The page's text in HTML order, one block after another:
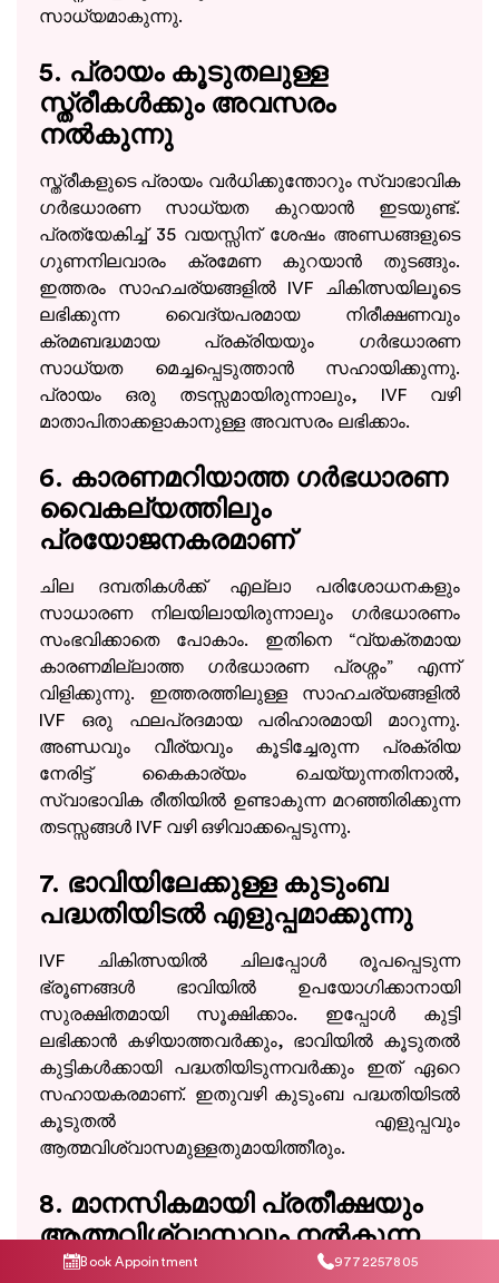
സാധ്യമാകുന്നു.
5. പ്രായം കൂടുതലുള്ള
സ്ത്രീകൾക്കും അവസരം
നൽകുന്നു
സ്ത്രീകളുടെ പ്രായം വർധിക്കുന്തോറും സ്വാഭാവിക
ഗർഭധാരണ സാധ്യത കുറയാൻ ഇടയുണ്ട്.
പ്രത്യേകിച്ച് 35 വയസ്സിന് ശേഷം അണ്ഡങ്ങളുടെ
ഗുണനിലവാരം ക്രമേണ കുറയാൻ തുടങ്ങും.
ഇത്തരം സാഹചര്യങ്ങളിൽ IVF ചികിത്സയിലൂടെ
ലഭിക്കുന്ന വൈദ്യപരമായ നിരീക്ഷണവും
ക്രമബദ്ധമായ പ്രക്രിയയും ഗർഭധാരണ
സാധ്യത മെച്ചപ്പെടുത്താൻ സഹായിക്കുന്നു.
പ്രായം ഒരു തടസ്സമായിരുന്നാലും, IVF വഴി
മാതാപിതാക്കളാകാനുള്ള അവസരം ലഭിക്കാം.
6. കാരണമറിയാത്ത ഗർഭധാരണ
വൈകല്യത്തിലും
പ്രയോജനകരമാണ്
ചില ദമ്പതികൾക്ക് എല്ലാ പരിശോധനകളും
സാധാരണ നിലയിലായിരുന്നാലും ഗർഭധാരണം
സംഭവിക്കാതെ പോകാം. ഇതിനെ “വ്യക്തമായ
കാരണമില്ലാത്ത ഗർഭധാരണ പ്രശ്നം” എന്ന്
വിളിക്കുന്നു. ഇത്തരത്തിലുള്ള സാഹചര്യങ്ങളിൽ
IVF ഒരു ഫലപ്രദമായ പരിഹാരമായി മാറുന്നു.
അണ്ഡവും വീര്യവും കൂടിച്ചേരുന്ന പ്രക്രിയ
നേരിട്ട് കൈകാര്യം ചെയ്യുന്നതിനാൽ,
സ്വാഭാവിക രീതിയിൽ ഉണ്ടാകുന്ന മറഞ്ഞിരിക്കുന്ന
തടസ്സങ്ങൾ IVF വഴി ഒഴിവാക്കപ്പെടുന്നു.
7. ഭാവിയിലേക്കുള്ള കുടുംബ
പദ്ധതിയിടൽ എളുപ്പമാക്കുന്നു
IVF ചികിത്സയിൽ ചിലപ്പോൾ രൂപപ്പെടുന്ന
ഭ്രൂണങ്ങൾ ഭാവിയിൽ ഉപയോഗിക്കാനായി
സുരക്ഷിതമായി സൂക്ഷിക്കാം. ഇപ്പോൾ കുട്ടി
ലഭിക്കാൻ കഴിയാത്തവർക്കും, ഭാവിയിൽ കൂടുതൽ
കുട്ടികൾക്കായി പദ്ധതിയിടുന്നവർക്കും ഇത് ഏറെ
സഹായകരമാണ്. ഇതുവഴി കുടുംബ പദ്ധതിയിടൽ
കൂടുതൽ എളുപ്പവും
ആത്മവിശ്വാസമുള്ളതുമായിത്തീരും.
8. മാനസികമായി പ്രതീക്ഷയും
ആത്മവിശ്വാസവും നൽകുന്ന
ചികിത്സ
Book Appointment 9772257805